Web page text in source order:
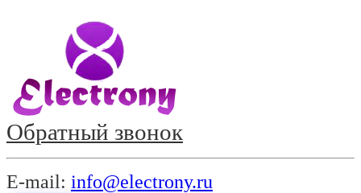
Обратный звонок
E-mail: info@electrony.ru